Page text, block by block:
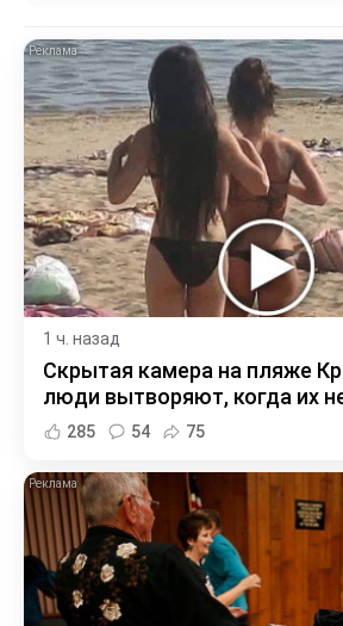
1 ч. назад
Скрытая камера на пляже
люди вытворяют, когда их
285 54 75